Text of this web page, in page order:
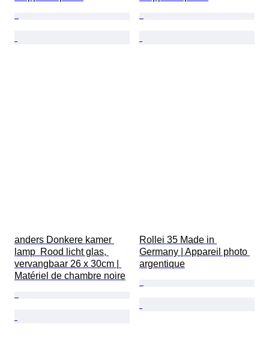
anders Donkere kamer
lamp  Rood licht glas,
vervangbaar 26 x 30cm |
Matériel de chambre noire
Rollei 35 Made in
Germany | Appareil photo
argentique